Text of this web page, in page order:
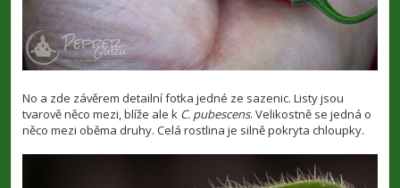
No a zde závěrem detailní fotka jedné ze sazenic. Listy jsou
tvarově něco mezi, blíže ale k C. pubescens. Velikostně se jedná o
něco mezi oběma druhy. Celá rostlina je silně pokryta chloupky.